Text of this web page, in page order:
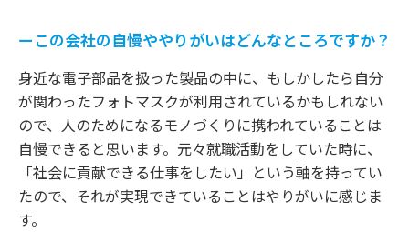
ーこの会社の自慢ややりがいはどんなところですか？
身近な電子部品を扱った製品の中に、もしかしたら自分
が関わったフォトマスクが利用されているかもしれない
ので、人のためになるモノづくりに携われていることは
自慢できると思います。元々就職活動をしていた時に、
「社会に貢献できる仕事をしたい」という軸を持ってい
たので、それが実現できていることはやりがいに感じま
す。